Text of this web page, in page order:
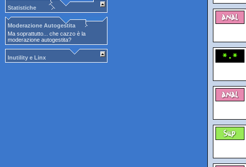
Statistiche
Moderazione Autogestita
Ma soprattutto... che cazzo è la
moderazione autogestita?
Inutility e Linx